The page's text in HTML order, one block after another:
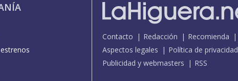
Contacto Redacción Recomienda
Aspectos legales
Política de privacidad
Publicidad y webmasters
RSS